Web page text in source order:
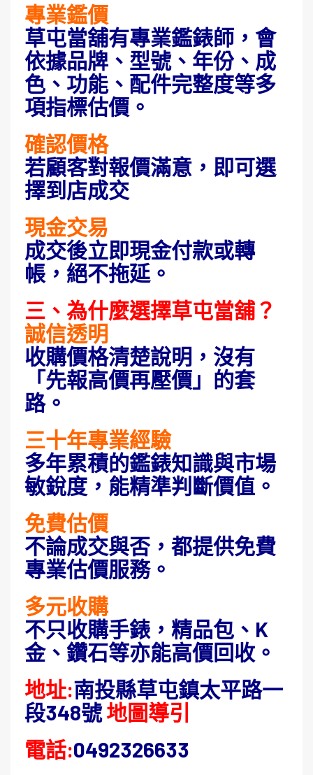
專業鑑價
草屯當舖有專業鑑錶師，會
依據品牌、型號、年份、成
色、功能、配件完整度等多
項指標估價。
確認價格
若顧客對報價滿意，即可選
擇到店成交
現金交易
成交後立即現金付款或轉
帳，絕不拖延。
三、為什麼選擇草屯當舖？
誠信透明
收購價格清楚說明，沒有
「先報高價再壓價」的套
路。
三十年專業經驗
多年累積的鑑錶知識與市場
敏銳度，能精準判斷價值。
免費估價
不論成交與否，都提供免費
專業估價服務。
多元收購
不只收購手錶，精品包、K
金、鑽石等亦能高價回收。
地址:南投縣草屯鎮太平路一
段348號地圖導引
電話:0492326633